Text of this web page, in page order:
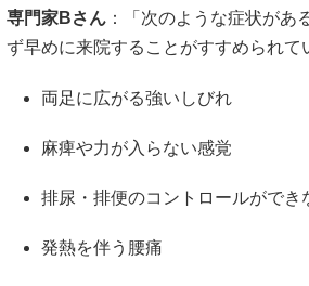
専門家Bさん ：「次のような症状があ
ず早めに来院することがすすめられて
両足に広がる強いしびれ
麻痺や力が入らない感覚
排尿・排便のコントロールができ
発熱を伴う腰痛